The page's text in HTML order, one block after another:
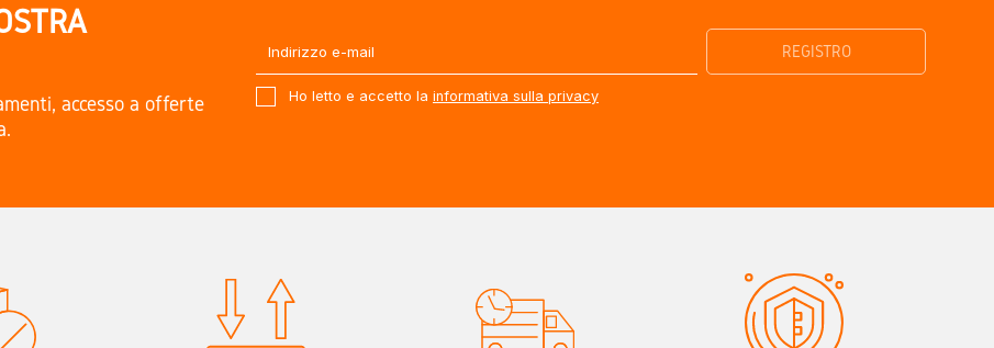
accesso a offerte
Ho letto e accetto la informativa sulla privacy